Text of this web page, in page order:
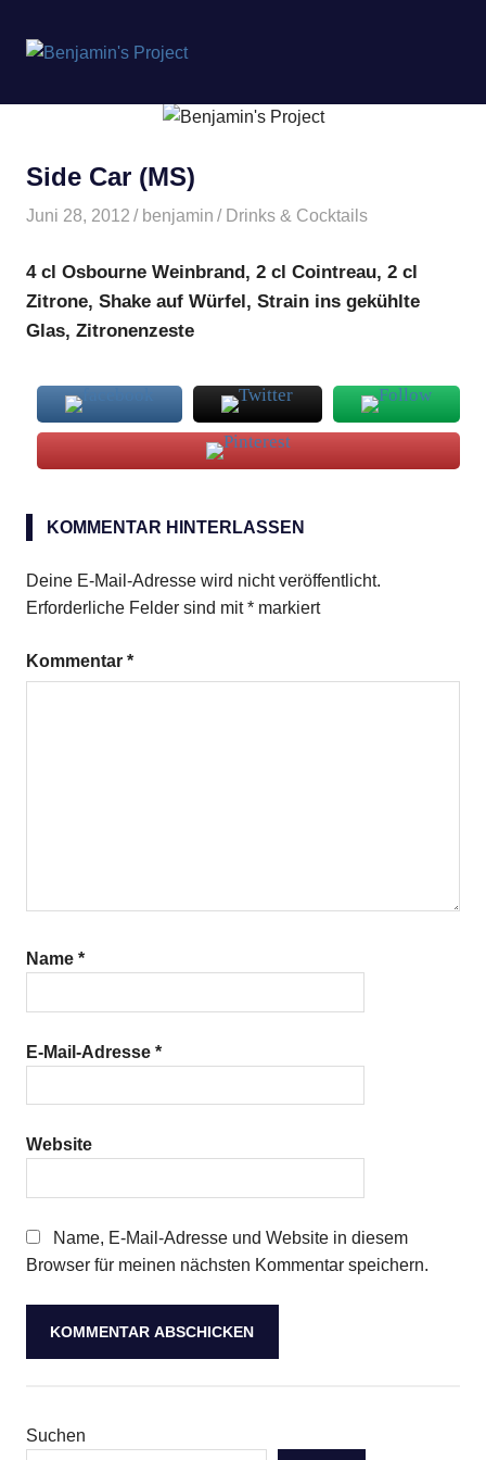
springen
Project
Side Car (MS)
Juni 28, 2012 benjamin Drinks & Cocktails
4 cl Osbourne Weinbrand, 2 cl Cointreau, 2 cl
Zitrone, Shake auf Würfel, Strain ins gekühlte
Glas, Zitronenzeste
CarKOMMENTAR HINTERLASSEN
Deine E-Mail-Adresse wird nicht veröffentlicht.
Erforderliche Felder sind mit* markiert
Kommentar *
Name *
E-Mail-Adresse *
Website
Name, E-Mail-Adresse und Website in diesem
Browser für meinen nächsten Kommentar speichern.
Suchen